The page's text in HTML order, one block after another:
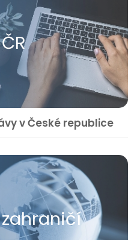
v České republice